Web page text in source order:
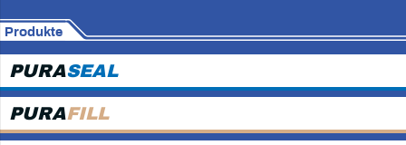
Produkte
PURASEAL
PURAFILL